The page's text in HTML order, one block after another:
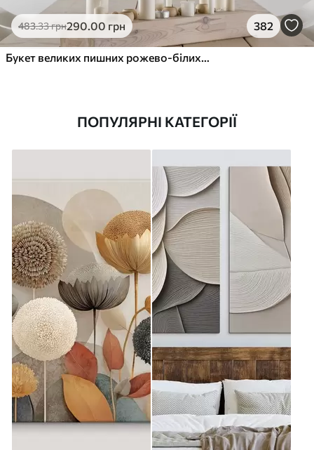
483.33грн290.00 грн 382
Букет великих пишних рожево-білих квітів півонії із зеленим листям на м’якому розмитому фоні
ПОПУЛЯРНІ КАТЕГОРІЇ